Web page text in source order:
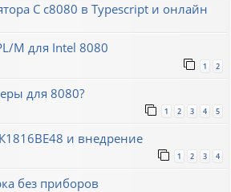
С с8080 в Typescript и онлайн
M для Intel 8080
1 2
для 8080?
1 2 3 4 5
и внедрение
1 2 3 4
без приборов